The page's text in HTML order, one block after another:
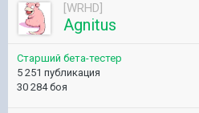
[WRHD]
Agnitus
Старший бета-тестер
5 251 публикация
30 284 боя